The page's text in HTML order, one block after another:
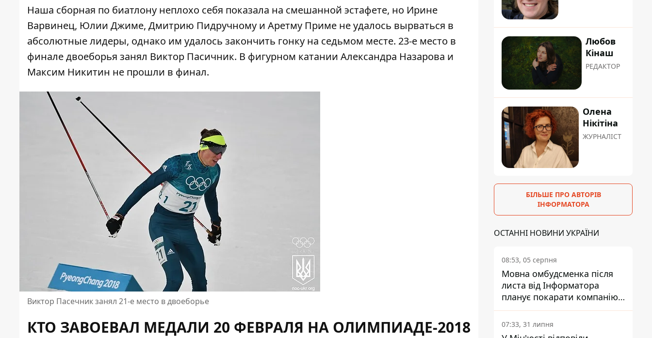
Наша сборная по биатлону неплохо себя показала на смешанной эстафете, но Ирине
Варвинец, Юлии Джиме, Дмитрию Пидручному и Аретму Приме не удалось вырваться в
абсолютные лидеры, однако им удалось закончить гонку на седьмом месте. 23-е место в
финале двоеборья занял Виктор Пасичник. В фигурном катании Александра Назарова и
Максим Никитин не прошли в финал.
Виктор Пасечник занял 21-е место в двоеборье
КТО ЗАВОЕВАЛ МЕДАЛИ 20 ФЕВРАЛЯ НА ОЛИМПИАДЕ-2018
Любов
Кінаш
РЕДАКТОР
Олена
Нікітіна
ЖУРНАЛІСТ
БІЛЬШЕ ПРО АВТОРІВ
ІНФОРМАТОРА
ОСТАННІ НОВИНИ УКРАЇНИ
08:53, 05 серпня
Мовна омбудсменка після
листа від Інформатора
планує покарати компанію-
підрядника ПриватБанку
07:33, 31 липня